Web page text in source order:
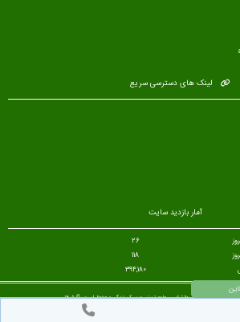
لینک های دسترسی سریع
آمار بازدید سایت
26
118
394,180
کنفرانس بین المللی روانشناسی، علوم تربیتی و سبک زندگی محفوظ است. © ۱۴۰۵